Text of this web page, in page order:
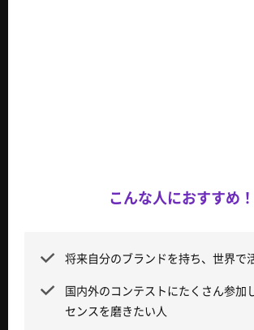
こんな人におすすめ！
将来自分のブランドを持ち、世界で
国内外のコンテストにたくさん参加
センスを磨きたい人